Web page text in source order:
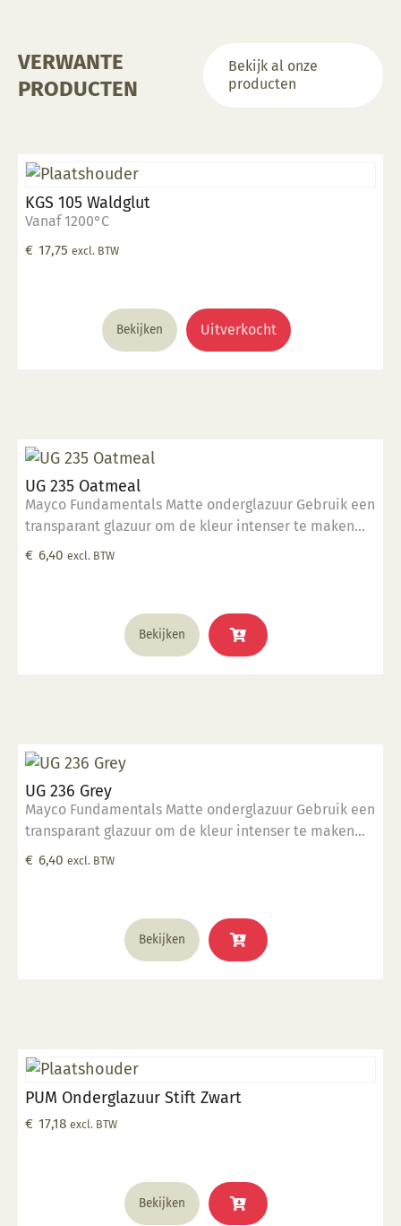
VERWANTE
PRODUCTEN
Bekijk al onze
producten
KGS 105 Waldglut
Vanaf 1200°C
€ 17,75 excl. BTW
Bekijken Uitverkocht
UG 235 Oatmeal
Mayco Fundamentals Matte onderglazuur Gebruik een
transparant glazuur om de kleur intenser te maken
Geschikt voor gebruiksgoed mits er een transparant
€ 6,40 excl. BTW
Bekijken
UG 236 Grey
Mayco Fundamentals Matte onderglazuur Gebruik een
transparant glazuur om de kleur intenser te maken
Geschikt voor gebruiksgoed mits er een transparant
€ 6,40 excl. BTW
Bekijken
PUM Onderglazuur Stift Zwart
€ 17,18 excl. BTW
Bekijken